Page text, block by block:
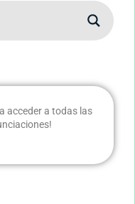
acceder a todas las